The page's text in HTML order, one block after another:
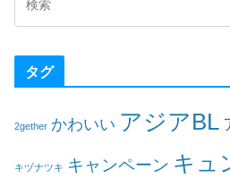
タグ
2gether かわいい アジアBL
キヅナツキ キャンペーン キュ